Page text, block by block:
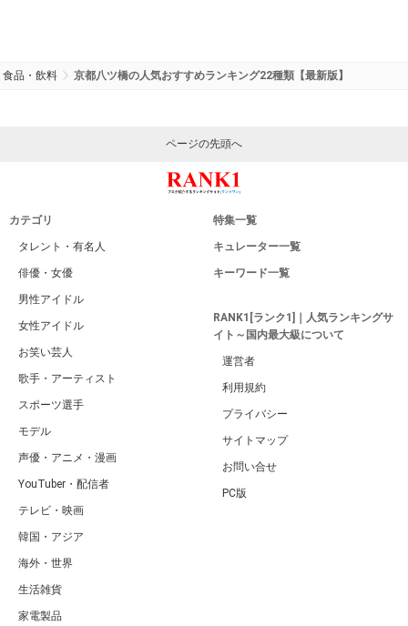
食品・飲料 京都八ツ橋の人気おすすめランキング22種類【最新版】
ページの先頭へ
カテゴリ
タレント・有名人
俳優・女優
男性アイドル
女性アイドル
お笑い芸人
歌手・アーティスト
スポーツ選手
モデル
声優・アニメ・漫画
YouTuber・配信者
テレビ・映画
韓国・アジア
海外・世界
生活雑貨
家電製品
特集一覧
キュレーター一覧
キーワード一覧
RANK1[ランク1]｜人気ランキングサ
イト～国内最大級について
運営者
利用規約
プライバシー
サイトマップ
お問い合せ
PC版